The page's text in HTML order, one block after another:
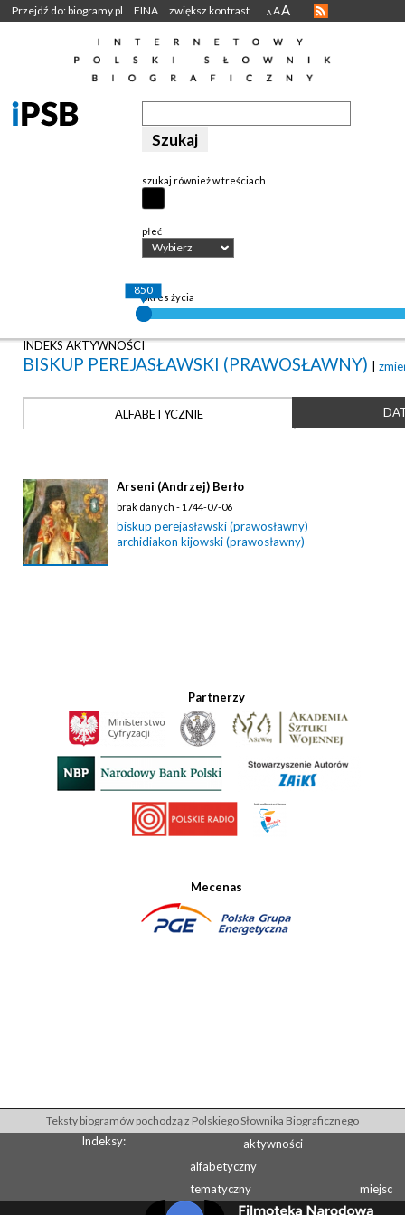
Przejdź do: biogramy.pl FINA zwiększ kontrast A AA
szukaj również w treściach
płeć
Wybierz
okres życia
850
INDEKS AKTYWNOŚCI
BISKUP PEREJASŁAWSKI (PRAWOSŁAWNY) |
ALFABETYCZNIE
Arseni (Andrzej) Berło
brak danych - 1744-07-06
biskup perejasławski (prawosławny)
archidiakon kijowski (prawosławny)
Partnerzy
Mecenas
Teksty biogramów pochodzą z Polskiego Słownika Biograficznego
Indeksy:
aktywności
alfabetyczny
tematyczny
miejsc